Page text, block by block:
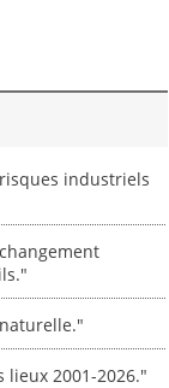
industriels
2001-2026."